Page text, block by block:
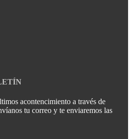
acontencimiento a través de
tu correo y te enviaremos las